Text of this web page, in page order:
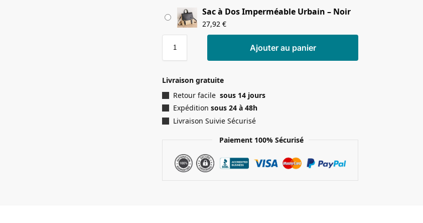
Sac à Dos Imperméable Urbain – Noir
27,92€
Ajouter au panier
Livraison gratuite
Retour facilesous 14 jours
Expédition sous 24 à 48h
Livraison Suivie Sécurisé
Paiement 100% Sécurisé